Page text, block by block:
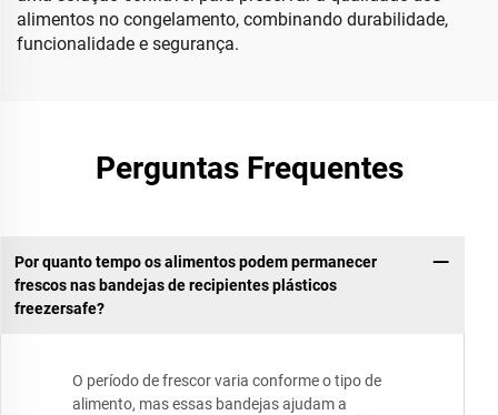
alimentos no congelamento, combinando durabilidade,
funcionalidade e segurança.
Perguntas Frequentes
Por quanto tempo os alimentos podem permanecer
frescos nas bandejas de recipientes plásticos
freezersafe?
O período de frescor varia conforme o tipo de
alimento, mas essas bandejas ajudam a